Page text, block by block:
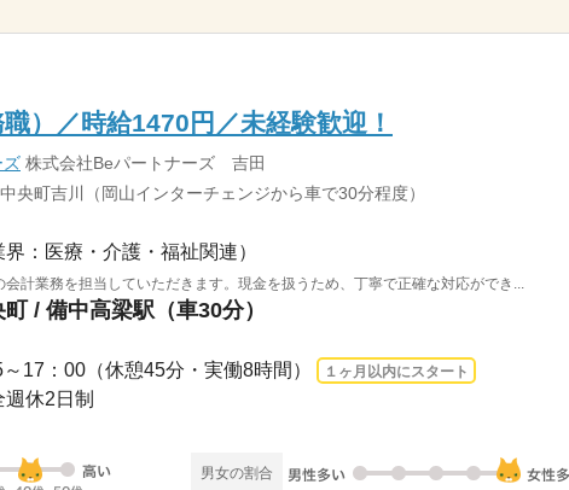
）／時給1470円／未経験歓迎！
ズ 株式会社Beパートナーズ 吉田
央町吉川（岡山インターチェンジから車で30分程度）
界：医療・介護・福祉関連）
計業務を担当していただきます。現金を扱うため、丁寧で正確な対応ができ...
/ 備中高梁駅（車30分）
17：00（休憩45分・実働8時間）
１ヶ月以内にスタート
休2日制
男女の割合